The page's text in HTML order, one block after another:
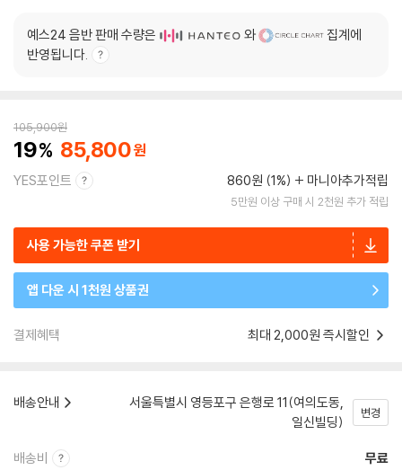
예스24 음반 판매 수량은 와
집계에
반영됩니다.
105,900원
19 85,800
YES포인트 860원 (1%) 마니아추가적립
5만원 이상 구매 시 2천원 추가 적립
사용 가능한 쿠폰 받기
앱 다운 시 1천원 상품권
결제혜택 최대 2,000원 즉시할인
배송안내
서울특별시 영등포구 은행로 11(여의도동,
일신빌딩)
변경
배송비 무료